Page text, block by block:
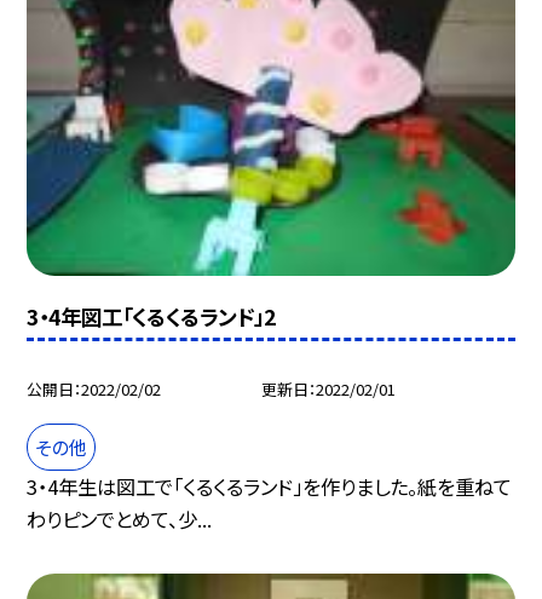
3・4年図工「くるくるランド」2
公開日 2022/02/02 更新日 2022/02/01
その他
3・4年生は図工で「くるくるランド」を作りました。紙を重ねて
わりピンでとめて、少...